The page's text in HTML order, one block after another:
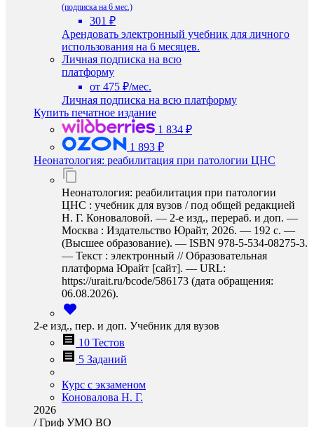
(подписка на 6 мес.)
301 ₽
Арендовать электронный учебник для личного
использования на 6 месяцев.
Личная подписка на всю
платформу
от 475 ₽/мес.
Личная подписка на всю платформу
Купить печатное издание
1 834 ₽
1 893 ₽
Неонатология: реабилитация при патологии ЦНС
Неонатология: реабилитация при патологии
ЦНС : учебник для вузов / под общей редакцией
Н. Г. Коноваловой. — 2-е изд., перераб. и доп. —
Москва : Издательство Юрайт, 2026. — 192 с. —
(Высшее образование). — ISBN 978-5-534-08275-3.
— Текст : электронный // Образовательная
платформа Юрайт [сайт]. — URL:
https://urait.ru/bcode/586173 (дата обращения:
06.08.2026).
2-е изд., пер. и доп. Учебник для вузов
10 Тестов
5 Заданий
Курс с экзаменом
Коновалова Н. Г.
2026
/Гриф УМО ВО